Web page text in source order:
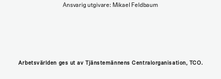
Ansvarig utgivare: Mikael Feldbaum
Arbetsvärlden ges ut av Tjänstemännens Centralorganisation, TCO.